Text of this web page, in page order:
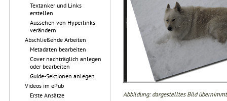
Textanker und Links
erstellen
Aussehen von Hyperlinks
verändern
Abschließende Arbeiten
Metadaten bearbeiten
Cover nachträglich anlegen
oder bearbeiten
Guide-Sektionen anlegen
Videos im ePub
Erste Ansätze
Abbildung: dargestelltes Bild